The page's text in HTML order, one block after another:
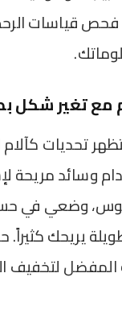
قياسات
مع تغير شكل
تحديات
وسائد مريحة
وضعي في
يريحك
لتخفيف